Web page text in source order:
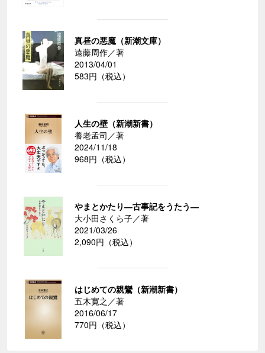
真昼の悪魔（新潮文庫）
遠藤周作／著
2013/04/01
583円（税込）
人生の壁（新潮新書）
養老孟司／著
2024/11/18
968円（税込）
やまとかたり―古事記をうたう―
大小田さくら子／著
2021/03/26
2,090円（税込）
はじめての親鸞（新潮新書）
五木寛之／著
2016/06/17
770円（税込）